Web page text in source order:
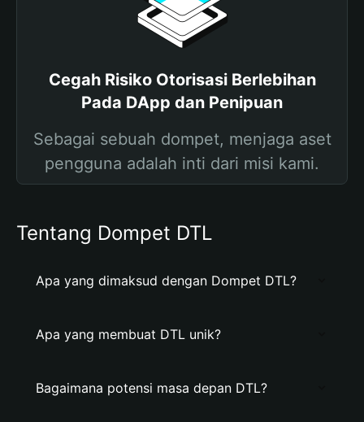
Cegah Risiko Otorisasi Berlebihan
Pada DApp dan Penipuan
Sebagai sebuah dompet, menjaga aset
pengguna adalah inti dari misi kami.
Tentang Dompet DTL
Apa yang dimaksud dengan Dompet DTL?
Apa yang membuat DTL unik?
Bagaimana potensi masa depan DTL?